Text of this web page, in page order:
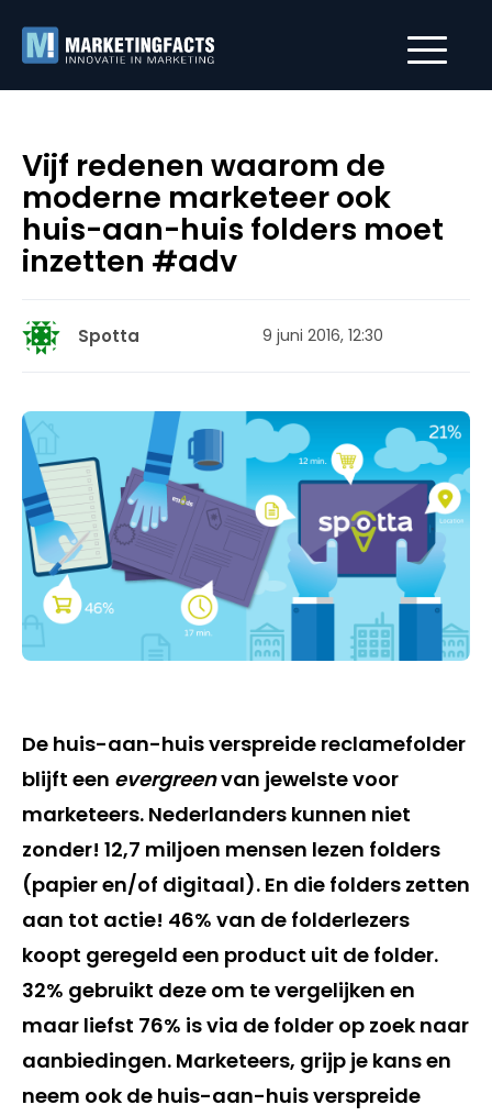
Vijf redenen waarom de
moderne marketeer ook
huis-aan-huis folders moet
inzetten #adv
Spotta 9 juni 2016, 12:30
De huis-aan-huis verspreide reclamefolder
blijft een evergreenvan jewelste voor
marketeers. Nederlanders kunnen niet
zonder! 12,7 miljoen mensen lezen folders
(papier en/of digitaal). En die folders zetten
aan tot actie! 46% van de folderlezers
koopt geregeld een product uit de folder.
32% gebruikt deze om te vergelijken en
maar liefst 76% is via de folder op zoek naar
aanbiedingen. Marketeers, grijp je kans en
neem ook de huis-aan-huis verspreide